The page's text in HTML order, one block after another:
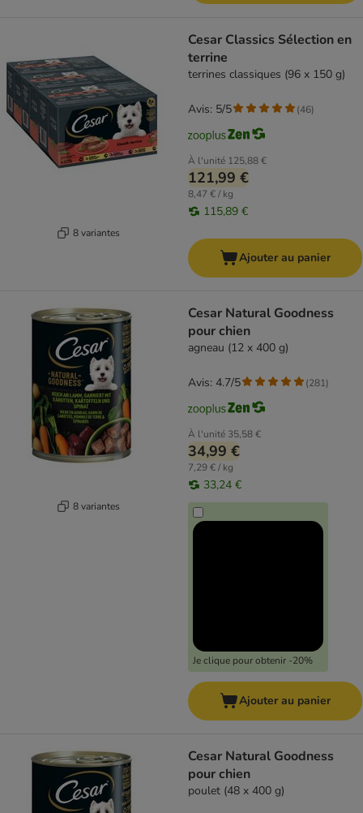
8 variantes
Cesar Classics Sélection en
terrine
terrines classiques (96 x 150 g)
À l'unité 125,88 €
121,99 €
8,47 € / kg
115,89 €
Avis: 5/5 (46)
Ajouter au panier
8 variantes
Cesar Natural Goodness
pour chien
agneau (12 x 400 g)
À l'unité 35,58 €
34,99 €
7,29 € / kg
33,24 €
Je clique pour obtenir -20%
Avis: 4.7/5 (281)
Ajouter au panier
Cesar Natural Goodness
pour chien
poulet (48 x 400 g)